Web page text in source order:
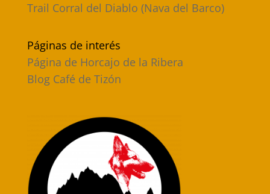
Trail Corral del Diablo (Nava del Barco)
Páginas de interés
Página de Horcajo de la Ribera
Blog Café de Tizón